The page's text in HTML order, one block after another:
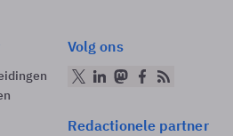
Volg ons
Redactionele partner